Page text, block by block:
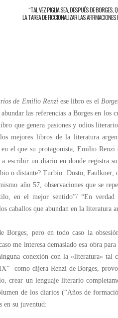
“TAL VEZ PIGLIA SEA, DESPUÉS DE BORGES,
LA TAREA DE FICCIONALIZAR LAS
de Emilio Renziese libro es el
las referencias a Borges en los
que genera pasiones y odios
mejores libros de la literatura
el que su protagonista, Emilio
escribir un diario en donde registra
o distante? Turbio: Dosto, Faulkner;
año 57, observaciones que se
en el mejor sentido”/ “En verdad
caballos que abundan en la literatura
Borges, pero en todo caso la
me interesa demasiado esa obra
conexión con la «literatura» tal
-como dijera Renzi de Borges,
crear un lenguaje literario
de los diarios (“Años de
en su juventud: